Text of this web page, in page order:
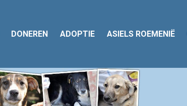
DONEREN ADOPTIE ASIELS ROEMENIË